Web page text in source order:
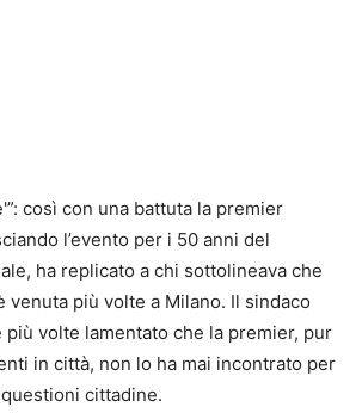
così con una battuta la premier
l’evento per i 50 anni del
ha replicato a chi sottolineava che
venuta più volte a Milano. Il sindaco
più volte lamentato che la premier, pur
in città, non lo ha mai incontrato per
cittadine.